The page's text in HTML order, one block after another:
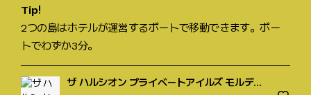
Tip!
2つの島はホテルが運営するボートで移動できます。ボー
トでわずか3分。
ザ ハルシオン プライベートアイルズ モルディ